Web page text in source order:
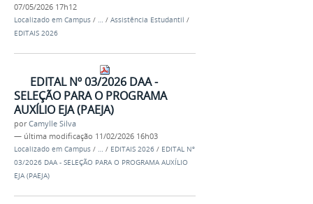
07/05/2026 17h12
Localizado em Campus / … / Assistência Estudantil /
EDITAIS 2026
EDITAL Nº 03/2026 DAA -
SELEÇÃO PARA O PROGRAMA
AUXÍLIO EJA (PAEJA)
porCamylle Silva
— última modificação 11/02/2026 16h03
Localizado em Campus / … / EDITAIS 2026 / EDITAL Nº
03/2026 DAA - SELEÇÃO PARA O PROGRAMA AUXÍLIO
EJA (PAEJA)